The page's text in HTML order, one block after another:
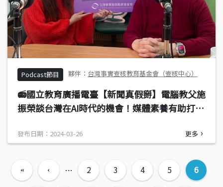
Podcast節目 台灣事實查核教育基金會（查核中心）
📻國立教育廣播電臺【新聞真假掰】電腦教父施
振榮談台灣在AI時代的機會！媒體素養有助打造
／智榮基金會董事長）（逐字稿大公開）
發布日期：2024-03-26 更多
… 2 3 4 5 6